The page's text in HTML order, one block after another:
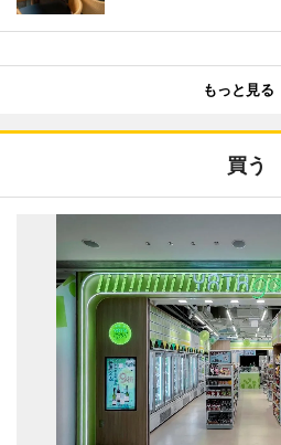
もっと見る
買う